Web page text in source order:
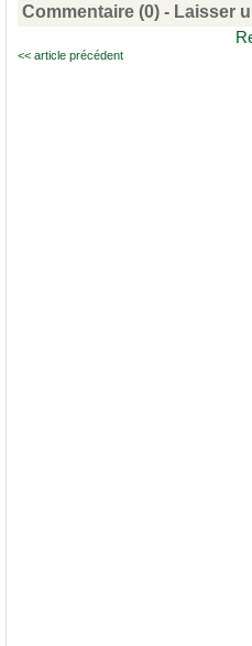
Commentaire (0) - Laisser
<< article précédent